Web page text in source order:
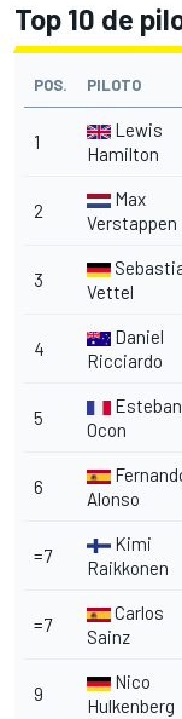
Top 10 de
POS. PILOTO
1
Lewis
Hamilton
2
Max
Verstappen
3
Vettel
4
Daniel
Ricciardo
5
Esteban
Ocon
6
Alonso
=7
Kimi
Raikkonen
=7
Carlos
Sainz
9
Nico
Hulkenberg